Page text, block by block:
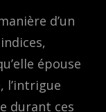
d’un
épouse
l’intrigue
durant ces